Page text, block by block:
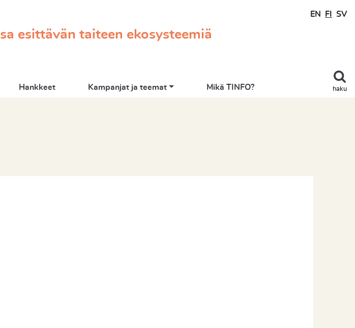
esittävän taiteen ekosysteemiä
EN FI SV
haku
Hankkeet Kampanjat ja teemat Mikä TINFO?